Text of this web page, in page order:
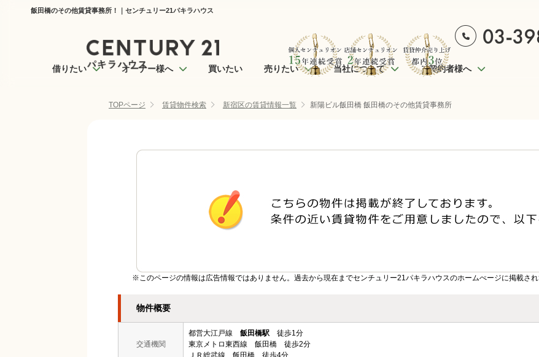
飯田橋のその他賃貸事務所！｜センチュリー21パキラハウス
借りたい オーナー様へ 買いたい 売りたい 当社について ご契約者様へ
TOPページ 賃貸物件検索 新宿区の賃貸情報一覧 新陽ビル飯田橋 飯田橋のその他賃貸事務所
※このページの情報は広告情報ではありません。過去から現在までセンチュリー21パキラハウスのホームぺージに掲載さ
物件概要
交通機関
都営大江戸線 飯田橋駅 徒歩1分
東京メトロ東西線 飯田橋 徒歩2分
ＪＲ総武線 飯田橋 徒歩4分